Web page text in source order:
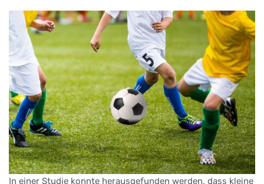
In einer Studie konnte herausgefunden werden, dass kleine